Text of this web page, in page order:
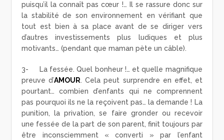
puisqu’il la connaît pas cœur !… Il se rassure donc sur
la stabilité de son environnement en vérifiant que
tout est bien à sa place avant de se diriger vers
d’autres investissements plus ludiques et plus
motivants… (pendant que maman pète un câble).
3- La fessée. Quel bonheur !… et quelle magnifique
preuve d’AMOUR. Cela peut surprendre en effet, et
pourtant… combien d’enfants qui ne comprennent
pas pourquoi ils ne la reçoivent pas… la demande ! La
punition, la privation, se faire gronder ou recevoir
une fessée de la part de son parent, finit toujours par
être inconsciemment « converti » par l’enfant